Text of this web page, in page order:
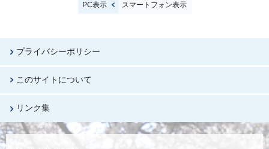
PC表示 スマートフォン表示
プライバシーポリシー
このサイトについて
リンク集